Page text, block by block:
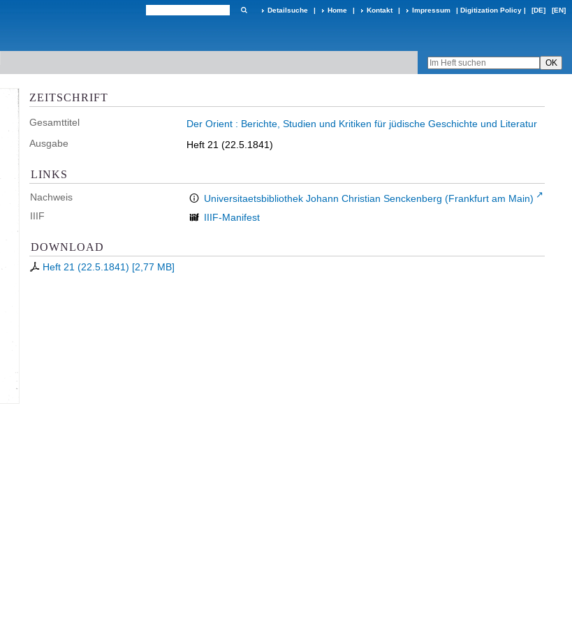
Detailsuche | Home | Kontakt | Impressum | Digitization Policy | [DE] [EN]
ZEITSCHRIFT
Gesamttitel
Der Orient : Berichte, Studien und Kritiken für jüdische Geschichte und Literatur
Ausgabe
Heft 21 (22.5.1841)
LINKS
Nachweis
Universitaetsbibliothek Johann Christian Senckenberg (Frankfurt am Main)
IIIF
IIIF-Manifest
DOWNLOAD
Heft 21 (22.5.1841) [2,77 MB]